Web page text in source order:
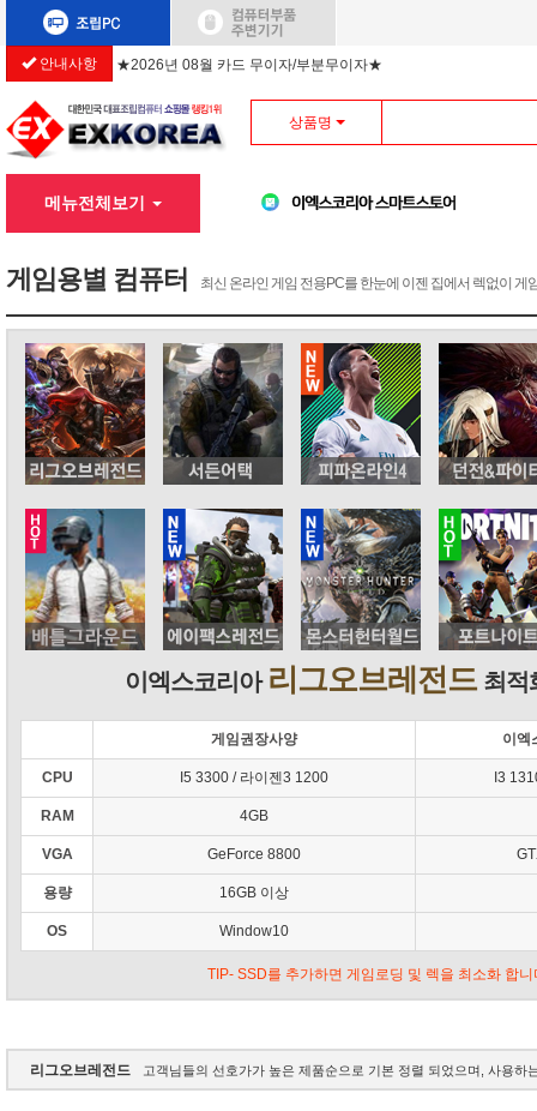
안내사항 ★2026년 08월 카드 무이자/부분무이자★
상품명
메뉴전체보기
게임용별 컴퓨터 최신 온라인 게임 전용PC를 한눈에 이젠 집에서 렉없이 게
이엑스코리아 리그오브레전드 최적
게임권장사양 이엑
CPU I5 3300 / 라이젠3 1200 I3
RAM 4GB
VGA GeForce 8800
용량 16GB 이상
OS Window10
TIP- SSD를 추가하면 게임로딩 및 렉을 최소화 합니
리그오브레전드 고객님들의 선호가가 높은 제품순으로 기본 정렬 되었으며, 사용